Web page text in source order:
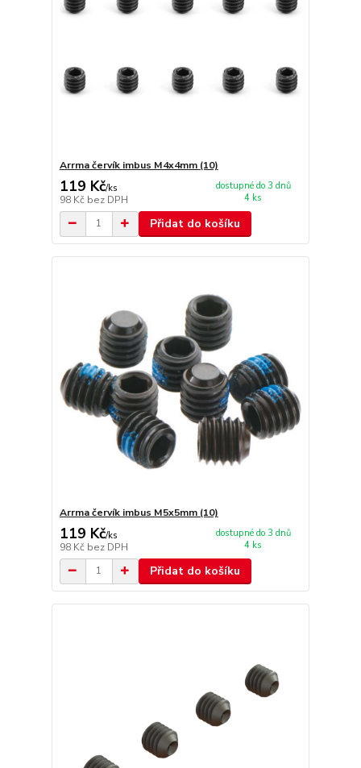
Arrma červík imbus M4x4mm (10)
119 Kč/ks
98 Kč bez DPH
dostupné do 3 dnů
4 ks
Přidat do košíku
Arrma červík imbus M5x5mm (10)
119 Kč/ks
98 Kč bez DPH
dostupné do 3 dnů
4 ks
Přidat do košíku